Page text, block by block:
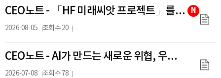
CEO노트 - 「HF 미래씨앗 프로젝트」를 시작합니다 N
2026-08-05 조회수 20
CEO노트 - AI가 만드는 새로운 위협, 우리가 만드는 안전한 미래
2026-07-08 조회수 78